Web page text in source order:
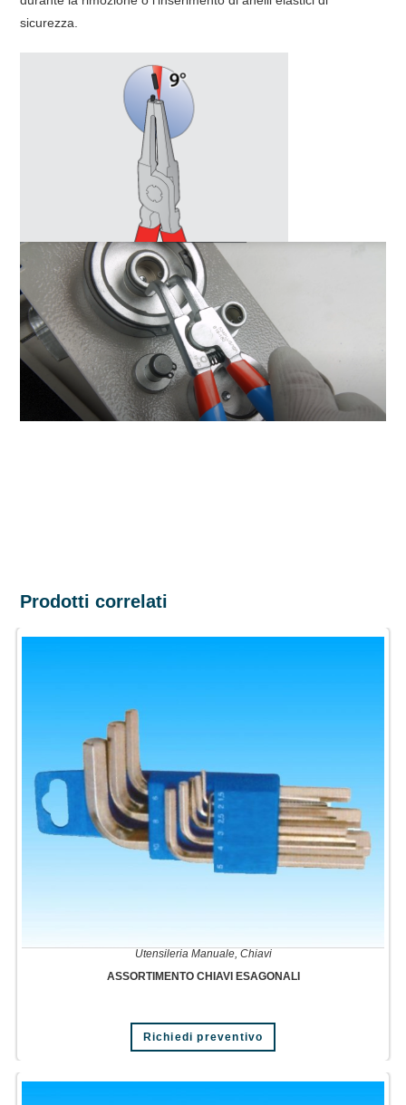
sicurezza.
Prodotti correlati
Utensileria Manuale, Chiavi
ASSORTIMENTO CHIAVI ESAGONALI
Richiedi preventivo